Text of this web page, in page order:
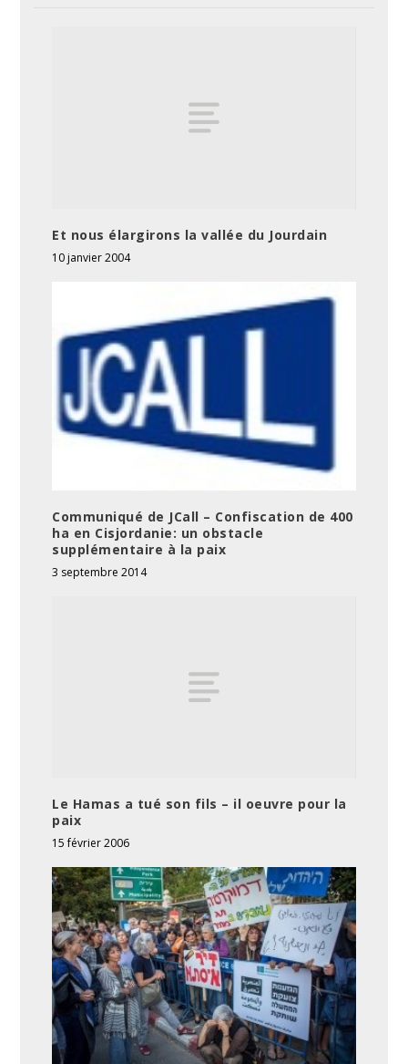
Et nous élargirons la vallée du Jourdain
10 janvier 2004
Communiqué de JCall – Confiscation de 400
ha en Cisjordanie: un obstacle
supplémentaire à la paix
3 septembre 2014
Le Hamas a tué son fils – il oeuvre pour la
paix
15 février 2006